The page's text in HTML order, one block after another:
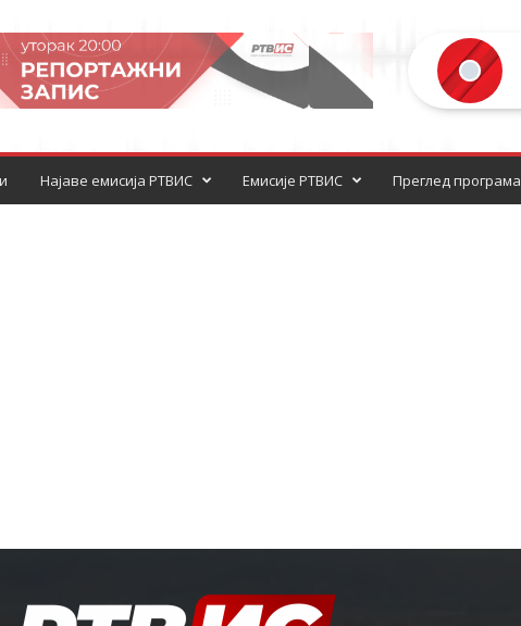
Најаве емисија РТВИС Емисије РТВИС Преглед програма